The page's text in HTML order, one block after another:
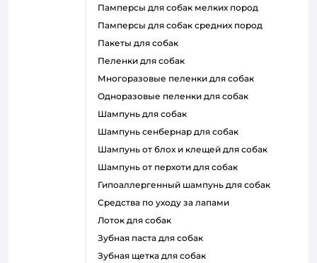
памперсы для собак мелких пород
памперсы для собак средних пород
пакеты для собак
пеленки для собак
многоразовые пеленки для собак
одноразовые пеленки для собак
шампунь для собак
шампунь сенбернар для собак
шампунь от блох и клещей для собак
шампунь от перхоти для собак
гипоаллергенный шампунь для собак
средства по уходу за лапами
лоток для собак
зубная паста для собак
зубная щетка для собак